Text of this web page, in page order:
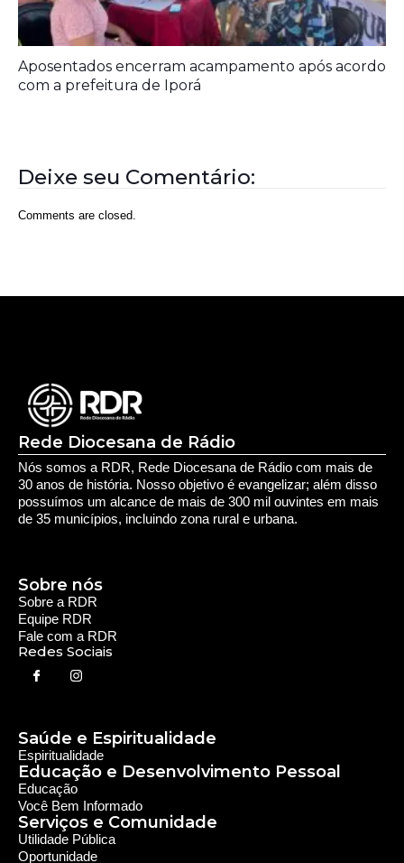
Aposentados encerram acampamento após acordo
com a prefeitura de Iporá
Deixe seu Comentário:
Comments are closed.
Rede Diocesana de Rádio
Nós somos a RDR, Rede Diocesana de Rádio com mais de
30 anos de história. Nosso objetivo é evangelizar; além disso
possuímos um alcance de mais de 300 mil ouvintes em mais
de 35 municípios, incluindo zona rural e urbana.
Sobre a RDR
Equipe RDR
Fale com a RDR
Redes Sociais
Sobre nós
Saúde e Espiritualidade
Espiritualidade
Educação e Desenvolvimento Pessoal
Educação
Você Bem Informado
Serviços e Comunidade
Utilidade Pública
Oportunidade